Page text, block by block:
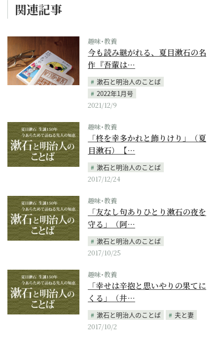
関連記事
趣味･教養
今も読み継がれる、夏目漱石の名
作『吾輩は…
漱石と明治人のことば
2022年1月号
2021/12/9
趣味･教養
「柊を幸多かれと飾りけり」（夏
目漱石）【…
漱石と明治人のことば
2017/12/24
趣味･教養
「友なし句ありひとり漱石の夜を
守る」（阿…
漱石と明治人のことば
2017/10/25
趣味･教養
「幸せは辛抱と思いやりの果てに
くる」（井…
漱石と明治人のことば
夫と妻
2017/10/2